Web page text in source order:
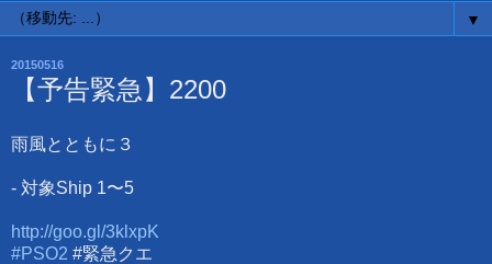
▼
20150516
【予告緊急】2200
雨風とともに３
- 対象Ship 1〜5
http://goo.gl/3klxpK
#PSO2 #緊急クエ